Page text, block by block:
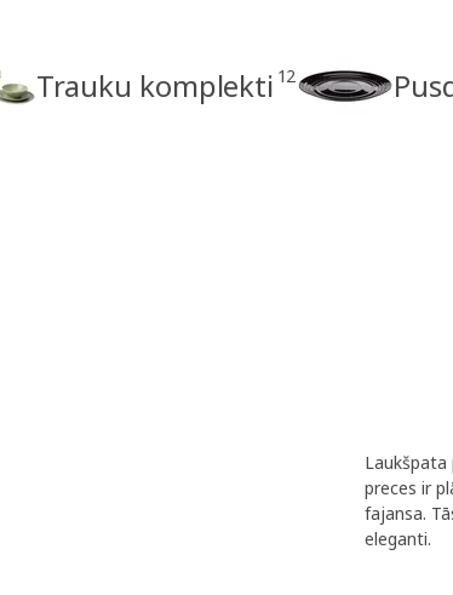
Trauku komplekti 12
Laukšpata
preces ir
fajansa.
eleganti.